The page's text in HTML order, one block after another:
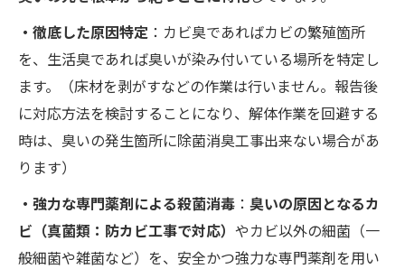
・徹底した原因特定 ：カビ臭であればカビの繁殖箇所
を、生活臭であれば臭いが染み付いている場所を特定し
ます。（床材を剥がすなどの作業は行いません。報告後
に対応方法を検討することになり、解体作業を回避する
時は、臭いの発生箇所に除菌消臭工事出来ない場合があ
ります）
・強力な専門薬剤による殺菌消毒 ： 臭いの原因となるカ
ビ（真菌類：防カビ工事で対応） やカビ以外の細菌（一
般細菌や雑菌など）を、安全かつ強力な専門薬剤を用い